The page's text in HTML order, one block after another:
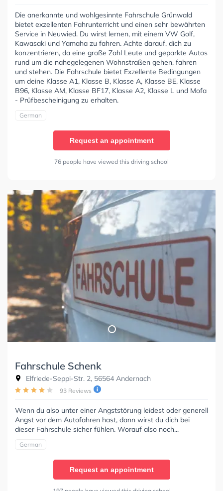
Die anerkannte und wohlgesinnte Fahrschule Grünwald
bietet exzellenten Fahrunterricht und einen sehr bewährten
Service in Neuwied. Du wirst lernen, mit einem VW Golf,
Kawasaki und Yamaha zu fahren. Achte darauf, dich zu
konzentrieren, da eine große Zahl Leute und geparkte Autos
rund um die nahegelegenen Wohnstraßen gehen, fahren
und stehen. Die Fahrschule bietet Exzellente Bedingungen
um deine Klasse A1, Klasse B, Klasse A, Klasse BE, Klasse
B96, Klasse AM, Klasse BF17, Klasse A2, Klasse L und Mofa
- Prüfbescheinigung zu erhalten.
German
Request an appointment
76 people have viewed this driving school
Fahrschule Schenk
Elfriede-Seppi-Str. 2, 56564 Andernach
93 Reviews
Wenn du also unter einer Angststörung leidest oder generell
Angst vor dem Autofahren hast, dann wirst du dich bei
dieser Fahrschule sicher fühlen. Worauf also noch...
German
Request an appointment